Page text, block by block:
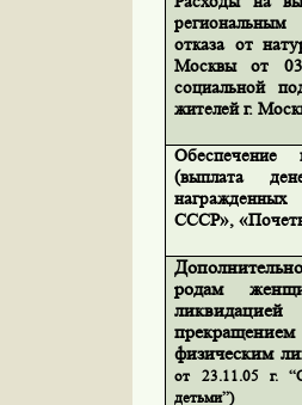
региональным
отказа от
Москвы от
социальной
жителей г.
Обеспечение
(выплата
СССР»,
родам
прекращением
физическим
от 23.11.05 г.
детьми”)